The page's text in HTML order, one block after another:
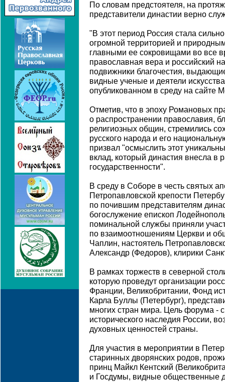
По словам предстоятеля, на
представители династии верно
"В этот период Россия стала
огромной территорией и
главными ее сокровищами во все
православная вера и российский
подвижники благочестия,
видные ученые и деятели
опубликованном в среду на сайте
Отметив, что в эпоху Романовых
о распространении православия,
религиозных общин, стремились
русского народа и его
призвал "осмыслить этот
вклад, который династия внесла в
государственности".
В среду в Соборе в честь святых
Петропавловской крепости
по почившим представителям
богослужение епископ
поминальной службы приняли
по взаимоотношениям Церкви и
Чаплин, настоятель
Александр (Федоров), клирики
В рамках торжеств в северной
которую проведут организации
Франции, Великобритании, Фонд
Карла Буллы (Петербург),
многих стран мира. Цель форума -
исторического наследия России,
духовных ценностей страны.
Для участия в мероприятии в
старинных дворянских родов,
принц Майкл Кентский
и Госдумы, видные общественные